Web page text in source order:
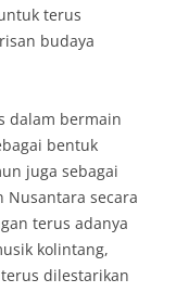
terus
budaya
dalam bermain
bentuk
juga sebagai
Nusantara secara
terus adanya
kolintang,
dilestarikan